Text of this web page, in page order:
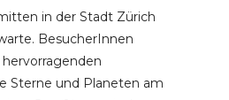
in der Stadt Zürich
BesucherInnen
Sterne und Planeten am